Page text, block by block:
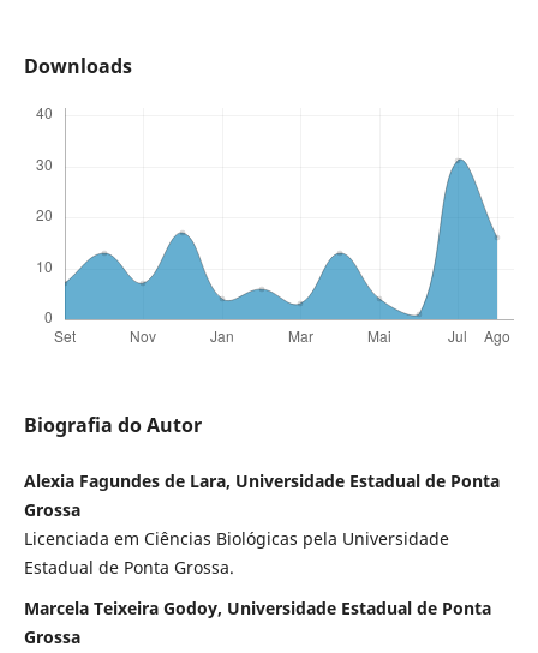
Downloads
Biografia do Autor
Alexia Fagundes de Lara, Universidade Estadual de Ponta
Grossa
Licenciada em Ciências Biológicas pela Universidade
Estadual de Ponta Grossa.
Marcela Teixeira Godoy, Universidade Estadual de Ponta
Grossa